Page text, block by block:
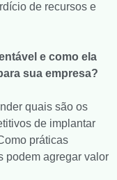
de recursos e
e como ela
sua empresa?
quais são os
de implantar
práticas
podem agregar valor